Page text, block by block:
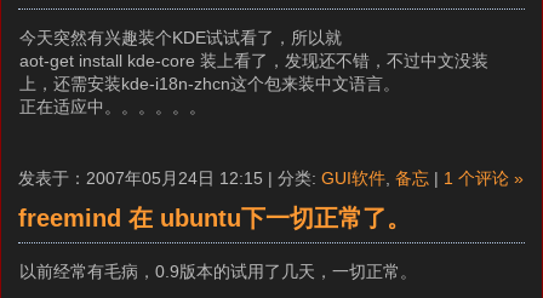
今天突然有兴趣装个KDE试试看了，所以就
aot-get install kde-core 装上看了，发现还不错，不过中文没装
上，还需安装kde-i18n-zhcn这个包来装中文语言。
正在适应中。。。。。。
发表于：2007年05月24日 12:15 | 分类: GUI软件 备忘 | 1 个评论 »
freemind 在 ubuntu下一切正常了。
以前经常有毛病，0.9版本的试用了几天，一切正常。